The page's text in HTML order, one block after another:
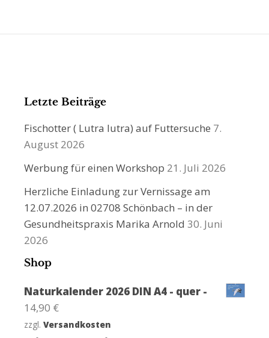
Letzte Beiträge
Fischotter ( Lutra lutra) auf Futtersuche 7.
August 2026
Werbung für einen Workshop 21. Juli 2026
Herzliche Einladung zur Vernissage am
12.07.2026 in 02708 Schönbach – in der
Gesundheitspraxis Marika Arnold 30. Juni
2026
Shop
Naturkalender 2026 DIN A4 - quer -
14,90 €
zzgl. Versandkosten